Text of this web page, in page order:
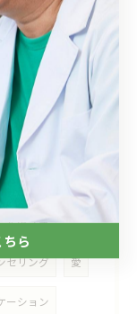
害
社
ルヘルス対策
希死念慮
セリング 愛
ーション
ら
ら